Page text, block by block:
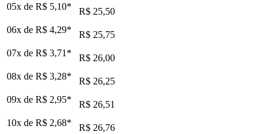
05x de R$ 5,10*
R$ 25,50
06x de R$ 4,29*
R$ 25,75
07x de R$ 3,71 *
R$ 26,00
08x de R$ 3,28*
R$ 26,25
09x de R$ 2,95*
R$ 26,51
10x de R$ 2,68*
R$ 26,76